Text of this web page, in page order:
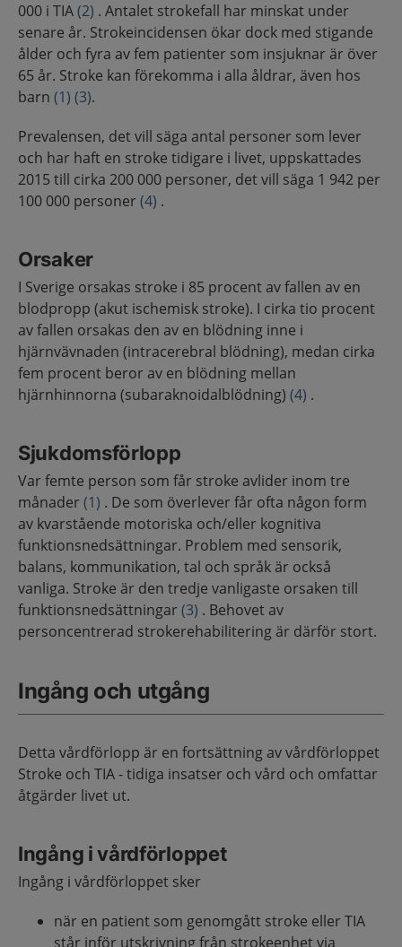
000 i TIA(2) . Antalet strokefall har minskat under
senare år. Strokeincidensen ökar dock med stigande
ålder och fyra av fem patienter som insjuknar är över
65 år. Stroke kan förekomma i alla åldrar, även hos
barn (1) (3).
Prevalensen, det vill säga antal personer som lever
och har haft en stroke tidigare i livet, uppskattades
2015 till cirka 200 000 personer, det vill säga 1 942 per
100 000 personer (4) .
Orsaker
I Sverige orsakas stroke i 85 procent av fallen av en
blodpropp (akut ischemisk stroke). I cirka tio procent
av fallen orsakas den av en blödning inne i
hjärnvävnaden (intracerebral blödning), medan cirka
fem procent beror av en blödning mellan
hjärnhinnorna (subaraknoidalblödning) (4) .
Sjukdomsförlopp
Var femte person som får stroke avlider inom tre
månader (1) . De som överlever får ofta någon form
av kvarstående motoriska och/eller kognitiva
funktionsnedsättningar. Problem med sensorik,
balans, kommunikation, tal och språk är också
vanliga. Stroke är den tredje vanligaste orsaken till
funktionsnedsättningar (3) . Behovet av
personcentrerad strokerehabilitering är därför stort.
Ingång och utgång
Detta vårdförlopp är en fortsättning av vårdförloppet
Stroke och TIA - tidiga insatser och vård och omfattar
åtgärder livet ut.
Ingång i vårdförloppet
Ingång i vårdförloppet sker
när en patient som genomgått stroke eller TIA
står inför utskrivning från strokeenhet via